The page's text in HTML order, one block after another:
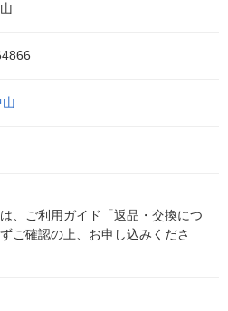
、ご利用ガイド「返品・交換につ
ご確認の上、お申し込みくださ